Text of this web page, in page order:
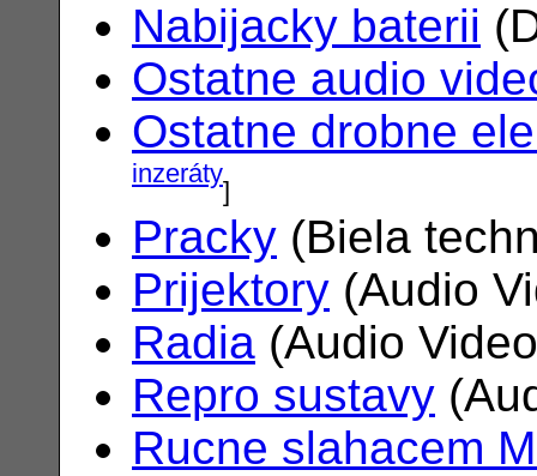
Nabijacky baterii
Ostatne audio
Ostatne drobne
inzeráty]
Pracky (Biela
Prijektory (Audio
Radia (Audio
Repro sustavy
Rucne slahacem